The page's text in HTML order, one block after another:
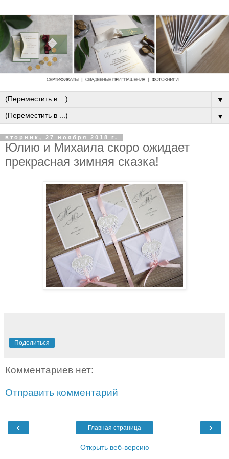
▼
▼
вторник, 27 ноября 2018 г.
Юлию и Михаила скоро ожидает
прекрасная зимняя сказка!
Поделиться
Комментариев нет:
Отправить комментарий
‹ ›
Главная страница
Открыть веб-версию